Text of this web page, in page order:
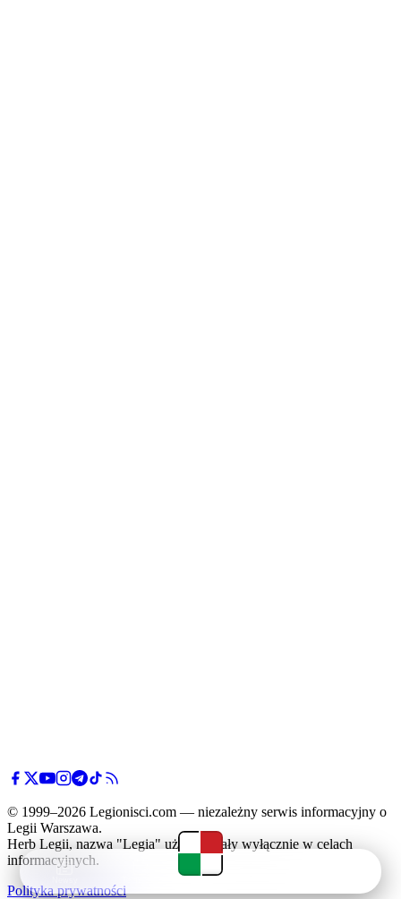
© 1999–2026 Legionisci.com — niezależny serwis informacyjny o
Legii Warszawa.
Herb Legii, nazwa "Legia" użyte zostały wyłącznie w celach
informacyjnych.
Polityka prywatności